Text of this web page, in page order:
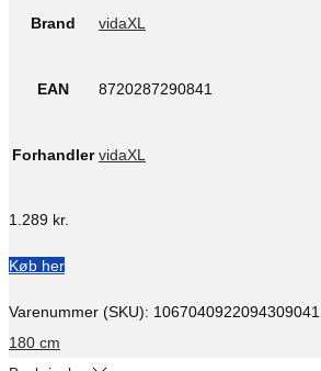
Brand vidaXL
EAN 8720287290841
Forhandler vidaXL
1.289 kr.
Køb her
Varenummer (SKU): 1067040922094309041
180 cm